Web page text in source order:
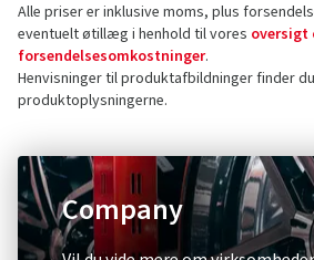
Alle priser er inklusive moms, plus
eventuelt øtillæg i henhold til vores oversigt
forsendelsesomkostninger.
Henvisninger til produktafbildninger finder
produktoplysningerne.
Company